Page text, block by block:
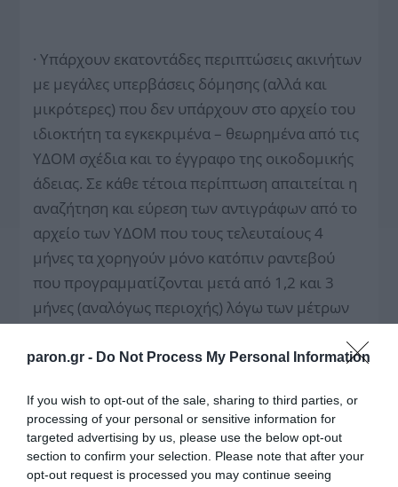
paron.gr - Do Not Process My Personal Information
If you wish to opt-out of the sale, sharing to third parties, or
processing of your personal or sensitive information for
targeted advertising by us, please use the below opt-out
section to confirm your selection. Please note that after your
opt-out request is processed you may continue seeing
· Υπάρχουν εκατοντάδες περιπτώσεις ακινήτων
με μεγάλες υπερβάσεις δόμησης (αλλά και
μικρότερες) που δεν υπάρχουν στο αρχείο του
ιδιοκτήτη τα εγκεκριμένα – θεωρημένα από τις
ΥΔΟΜ σχέδια και το έγγραφο της οικοδομικής
άδειας. Σε κάθε τέτοια περίπτωση απαιτείται η
αναζήτηση και εύρεση των αντιγράφων από το
αρχείο των ΥΔΟΜ που τους τελευταίους 4
μήνες τα χορηγούν μόνο κατόπιν ραντεβού
που προγραμματίζονται μετά από 1,2 και 3
μήνες (αναλόγως περιοχής) λόγω των μέτρων
νωρίτερα, επί 2μηνο, οι ΥΔΟΜ δεν δέχονταν
παραδείγματα που ενώ ζητήθηκαν από τις
αρμόδιες ΥΔΟΜ σχέδια κλπ για εμπρόθεσμη
δήλωση αυθαιρέτου, οι ΥΔΟΜ
προγραμματίζουν ραντεβού για τον Οκτώβρη,